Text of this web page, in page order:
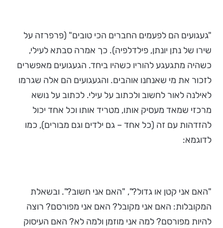
"געגועים הם לפעמים החברים הכי טובים" (פרפרזה על
שירו של נתן יונתן, פילדלפיה). כך אמרה סבתא לעילי,
כשהיה מתגעגע להוריו כשהיו ביחד. הגעגועים מאפשרים
לזכור את מי שאנחנו אוהבים. והגעגועים הם אלה שגרמו
לאילנה לאור לחשוב ולכתוב על עילי. לכתוב על נושא
מרכזי שמאד מעסיק אותו, מטריד אותו וכל אחד יכול
להזדהות עם זה (כל אחד – גם ילדים וגם מבורים), כמו
לדוגמא:
"האם אני קטן או גדול?", "האם אני חשוב?". ובשאלת
המקובלות: האם אני מקובל? האם אני מפורסם? רוצה
להיות מפורסם? למה אני מוזמן ולמה לא? האם העיסוק